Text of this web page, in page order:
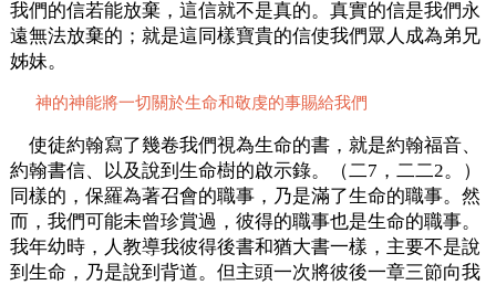
我們的信若能放棄，這信就不是真的。真實的信是我們永
遠無法放棄的；就是這同樣寶貴的信使我們眾人成為弟兄
姊妹。
神的神能將一切關於生命和敬虔的事賜給我們
使徒約翰寫了幾卷我們視為生命的書，就是約翰福音、
約翰書信、以及說到生命樹的啟示錄。（二7，二二2。）
同樣的，保羅為著召會的職事，乃是滿了生命的職事。然
而，我們可能未曾珍賞過，彼得的職事也是生命的職事。
我年幼時，人教導我彼得後書和猶大書一樣，主要不是說
到生命，乃是說到背道。但主頭一次將彼後一章三節向我